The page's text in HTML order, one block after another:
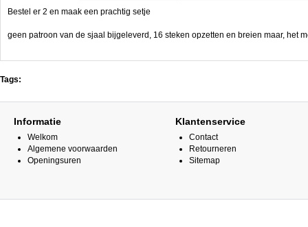
Bestel er 2 en maak een prachtig setje
geen patroon van de sjaal bijgeleverd, 16 steken opzetten en breien maar, het
Tags:
Informatie
Welkom
Algemene voorwaarden
Openingsuren
Klantenservice
Contact
Retourneren
Sitemap